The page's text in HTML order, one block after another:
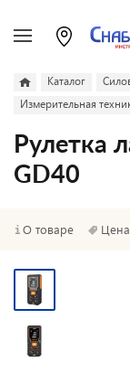
Каталог
Измерительная
Рулетка
GD40
О товаре